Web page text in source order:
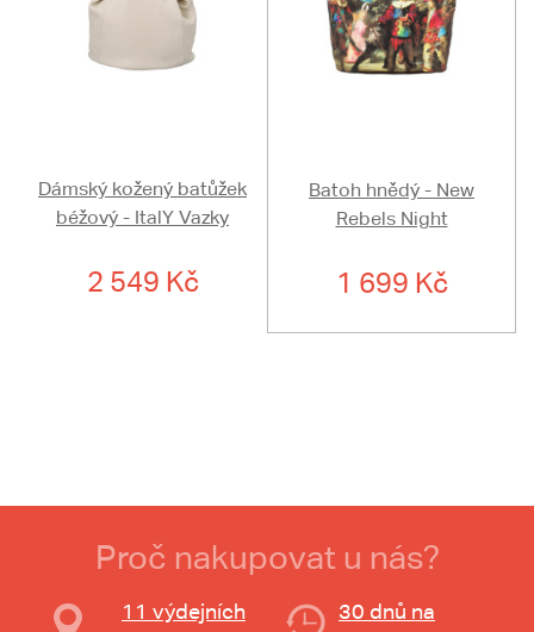
Dámský kožený batůžek
béžový - ItalY Vazky
2 549 Kč
Batoh hnědý - New
Rebels Night
1 699 Kč
Proč nakupovat u nás?
11 výdejních
30 dnů na